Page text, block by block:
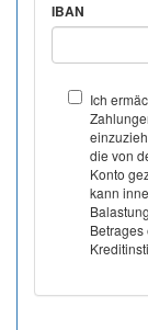
IBAN
Ich
die von
Konto
kann